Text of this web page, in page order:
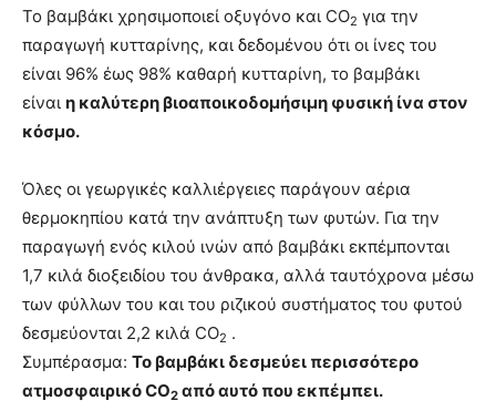
βαμβάκι.
Το βαμβάκι χρησιμοποιεί οξυγόνο και CO2 για την
παραγωγή κυτταρίνης, και δεδομένου ότι οι ίνες του
είναι 96% έως 98% καθαρή κυτταρίνη, το βαμβάκι
είναι η καλύτερη βιοαποικοδομήσιμη φυσική ίνα στον
κόσμο.
Όλες οι γεωργικές καλλιέργειες παράγουν αέρια
θερμοκηπίου κατά την ανάπτυξη των φυτών. Για την
παραγωγή ενός κιλού ινών από βαμβάκι εκπέμπονται
1,7 κιλά διοξειδίου του άνθρακα, αλλά ταυτόχρονα μέσω
των φύλλων του και του ριζικού συστήματος του φυτού
δεσμεύονται 2,2 κιλά CO2 .
Συμπέρασμα: Το βαμβάκι δεσμεύει περισσότερο
ατμοσφαιρικό CO2 από αυτό που εκπέμπει.